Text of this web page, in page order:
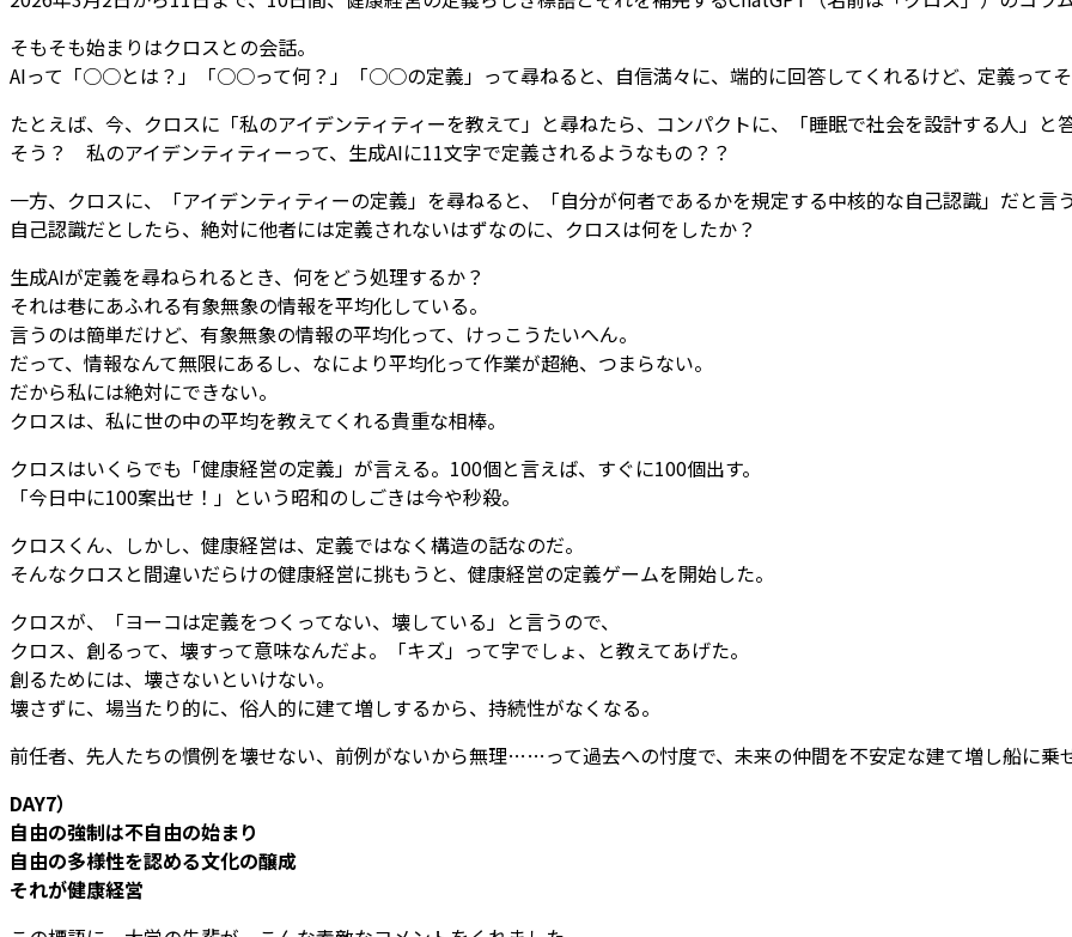
そもそも始まりはクロスとの会話。
AIって「○○とは？」「○○って何？」「○○の定義」って尋ねると、自信満々に、端的に回答してくれるけど、定義ってそ
たとえば、今、クロスに「私のアイデンティティーを教えて」と尋ねたら、コンパクトに、「睡眠で社会を設計する人」と答
そう？ 私のアイデンティティーって、生成AIに11文字で定義されるようなもの？？
一方、クロスに、「アイデンティティーの定義」を尋ねると、「自分が何者であるかを規定する中核的な自己認識」だと言う
自己認識だとしたら、絶対に他者には定義されないはずなのに、クロスは何をしたか？
生成AIが定義を尋ねられるとき、何をどう処理するか？
それは巷にあふれる有象無象の情報を平均化している。
言うのは簡単だけど、有象無象の情報の平均化って、けっこうたいへん。
だって、情報なんて無限にあるし、なにより平均化って作業が超絶、つまらない。
だから私には絶対にできない。
クロスは、私に世の中の平均を教えてくれる貴重な相棒。
クロスはいくらでも「健康経営の定義」が言える。100個と言えば、すぐに100個出す。
「今日中に100案出せ！」という昭和のしごきは今や秒殺。
クロスくん、しかし、健康経営は、定義ではなく構造の話なのだ。
そんなクロスと間違いだらけの健康経営に挑もうと、健康経営の定義ゲームを開始した。
クロスが、「ヨーコは定義をつくってない、壊している」と言うので、
クロス、創るって、壊すって意味なんだよ。「キズ」って字でしょ、と教えてあげた。
創るためには、壊さないといけない。
壊さずに、場当たり的に、俗人的に建て増しするから、持続性がなくなる。
前任者、先人たちの慣例を壊せない、前例がないから無理……って過去への忖度で、未来の仲間を不安定な建て増し船に乗
DAY7）
自由の強制は不自由の始まり
自由の多様性を認める文化の醸成
それが健康経営